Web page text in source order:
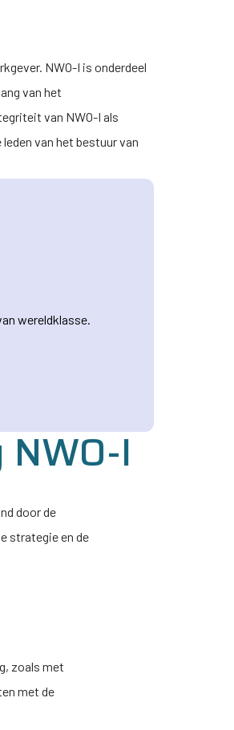
NWO-I is onderdeel
van het
van NWO-I als
van het bestuur van
wereldklasse.
NWO-I
door de
strategie en de
zoals met
met de